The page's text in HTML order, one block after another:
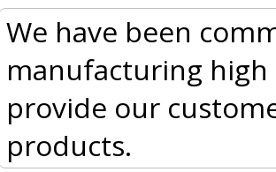
We have been
manufacturing
provide our
products.